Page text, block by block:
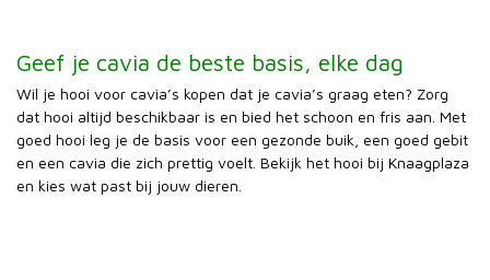
Geef je cavia de beste basis, elke dag
Wil je hooi voor cavia’s kopen dat je cavia’s graag eten? Zorg
dat hooi altijd beschikbaar is en bied het schoon en fris aan. Met
goed hooi leg je de basis voor een gezonde buik, een goed gebit
en een cavia die zich prettig voelt. Bekijk het hooi bij Knaagplaza
en kies wat past bij jouw dieren.